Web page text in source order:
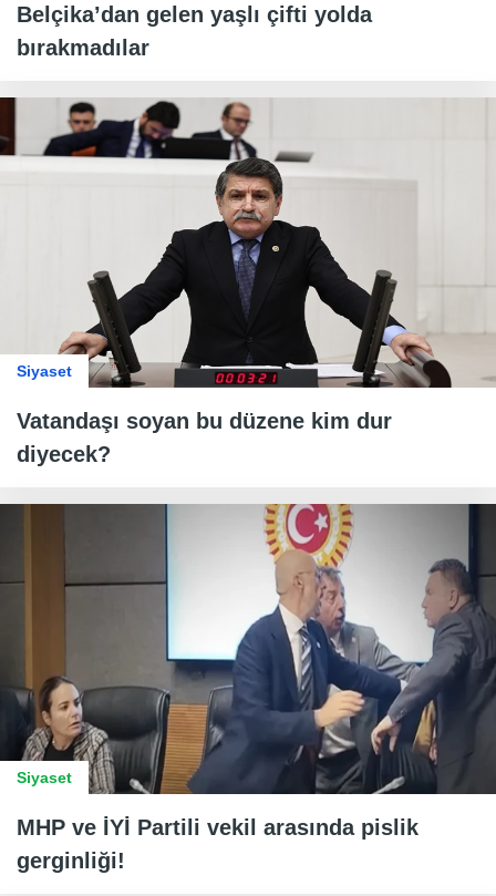
Belçika’dan gelen yaşlı çifti yolda
bırakmadılar
Siyaset
Vatandaşı soyan bu düzene kim dur
diyecek?
Siyaset
MHP ve İYİ Partili vekil arasında pislik
gerginliği!